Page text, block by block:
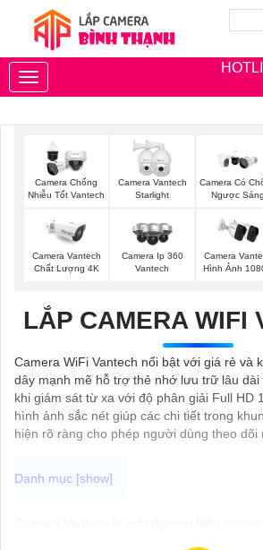
Toggle
navigation
Camera Chống
Nhiễu Tốt Vantech
Camera Vantech
Starlight
Camera Có
Ngược Sáng
Camera Vantech
Chất Lượng 4K
Camera Ip 360
Vantech
Camera
Hình Ảnh
LẮP CAMERA WIFI
Camera WiFi Vantech nổi bật với giá rẻ và
dây mạnh mẽ hỗ trợ thẻ nhớ lưu trữ lâu dài
khi giám sát từ xa với độ phân giải Full HD
hình ảnh sắc nét giúp các chi tiết trong
hiện rõ ràng cho phép người dùng theo dõi